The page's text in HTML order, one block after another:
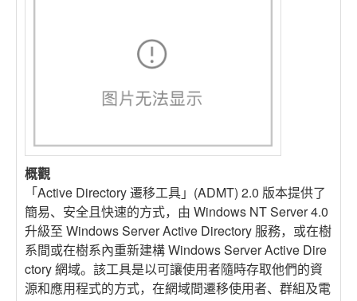
概觀
「Active Directory 遷移工具」(ADMT) 2.0 版本提供了
簡易、安全且快速的方式，由 Windows NT Server 4.0
升級至 Windows Server Active Directory 服務，或在樹
系間或在樹系內重新建構 Windows Server Active Dire
ctory 網域。該工具是以可讓使用者隨時存取他們的資
源和應用程式的方式，在網域間遷移使用者、群組及電